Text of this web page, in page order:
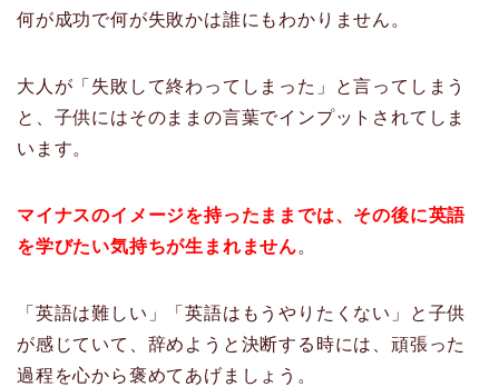
何が成功で何が失敗かは誰にもわかりません。
大人が「失敗して終わってしまった」と言ってしまう
と、子供にはそのままの言葉でインプットされてしま
います。
マイナスのイメージを持ったままでは、その後に英語
を学びたい気持ちが生まれません。
「英語は難しい」「英語はもうやりたくない」と子供
が感じていて、辞めようと決断する時には、頑張った
過程を心から褒めてあげましょう。